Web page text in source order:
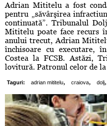
Adrian Mititelu a fost
pentru „săvârşirea
continuată”. Tribunalul
Mititelu poate face recurs
anului trecut, Adrian
închisoare cu executare,
Costea la FCSB. Astăzi,
lovitură. Patronul celor de la
Taguri: adrian mititelu, craiova, dolj,